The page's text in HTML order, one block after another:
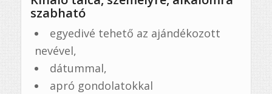
szabható
egyedivé tehető az ajándékozott
nevével,
dátummal,
apró gondolatokkal